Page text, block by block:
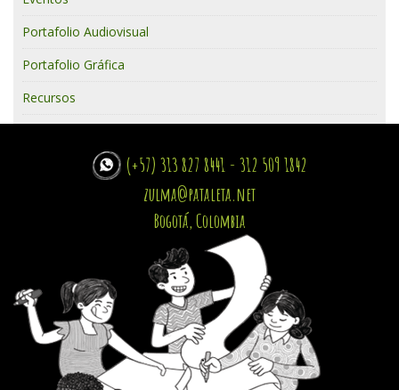
Portafolio Audiovisual
Portafolio Gráfica
Recursos
(+57) 313 827 8441 - 312 509 1842
zulma@pataleta.net
Bogotá, Colombia